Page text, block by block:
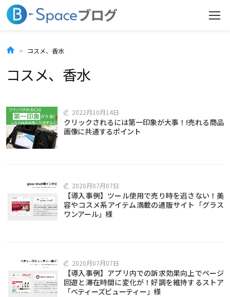
コ
テ
ン
へ
ス
キ
コスメ、香水
コスメ、香水
2022月10月14日
クリックされるには第一印象が大事！!売れる商品
画像に共通するポイント
2020月07月07日
【導入事例】ツール使用で売り時を逃さない！美
容やコスメ系アイテム満載の通販サイト「グラス
ワンアール」様
2020月07月07日
【導入事例】アプリ内での訴求効果向上でページ
回遊と滞在時間に変化が！好調を維持するストア
「ベティーズビューティー」様